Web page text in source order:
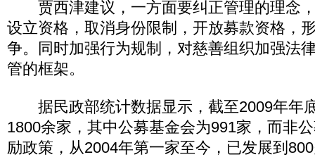
贾西津建议，一方面要纠正管理的理念
设立资格，取消身份限制，开放募款资格，
争。同时加强行为规制，对慈善组织加强法
管的框架。
据民政部统计数据显示，截至2009年年
1800余家，其中公募基金会为991家，而非
励政策，从2004年第一家至今，已发展到